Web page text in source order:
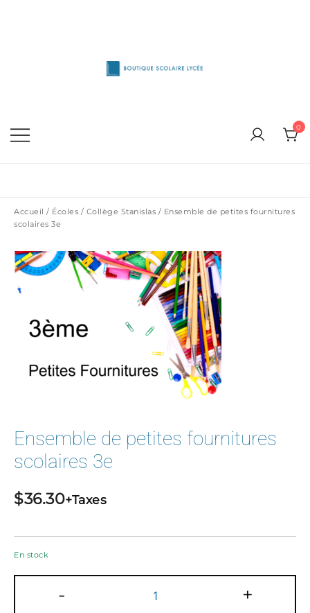
0
Accueil / Écoles / Collège Stanislas / Ensemble de petites fournitures
scolaires 3e
Ensemble de petites fournitures
scolaires 3e
$36.30+Taxes
En stock
-
de
+